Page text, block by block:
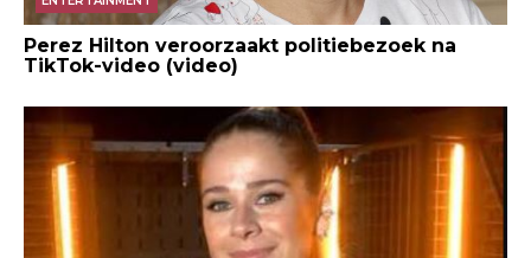
Perez Hilton veroorzaakt politiebezoek na
TikTok-video (video)